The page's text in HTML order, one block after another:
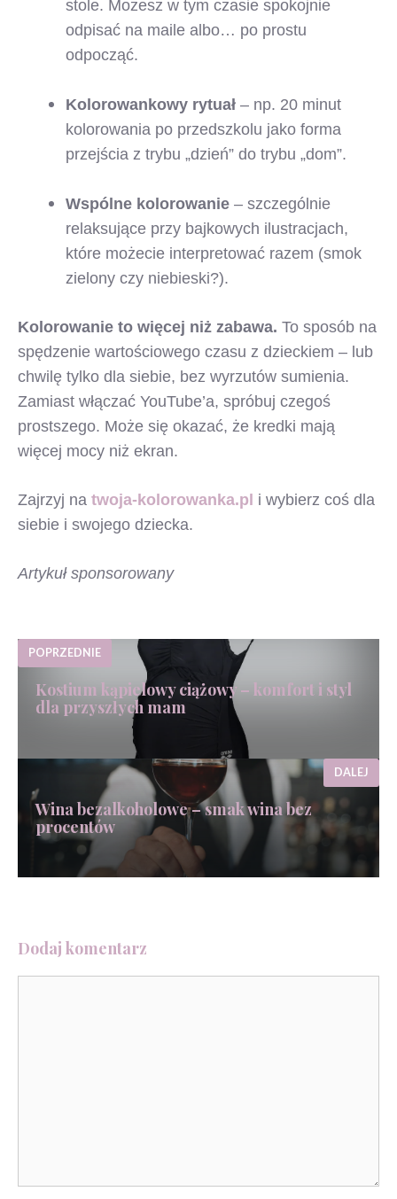
stole. Możesz w tym czasie spokojnie
odpisać na maile albo… po prostu
odpocząć.
Kolorowankowy rytuał – np. 20 minut
kolorowania po przedszkolu jako forma
przejścia z trybu „dzień” do trybu „dom”.
Wspólne kolorowanie – szczególnie
relaksujące przy bajkowych ilustracjach,
które możecie interpretować razem (smok
zielony czy niebieski?).
Kolorowanie to więcej niż zabawa. To sposób na
spędzenie wartościowego czasu z dzieckiem – lub
chwilę tylko dla siebie, bez wyrzutów sumienia.
Zamiast włączać YouTube’a, spróbuj czegoś
prostszego. Może się okazać, że kredki mają
więcej mocy niż ekran.
Zajrzyj na twoja-kolorowanka.pl i wybierz coś dla
siebie i swojego dziecka.
Artykuł sponsorowany
POPRZEDNIE
Kostium kąpielowy ciążowy – komfort i styl
dla przyszłych mam
Wina bezalkoholowe – smak wina bez
procentów
DALEJ
Dodaj komentarz